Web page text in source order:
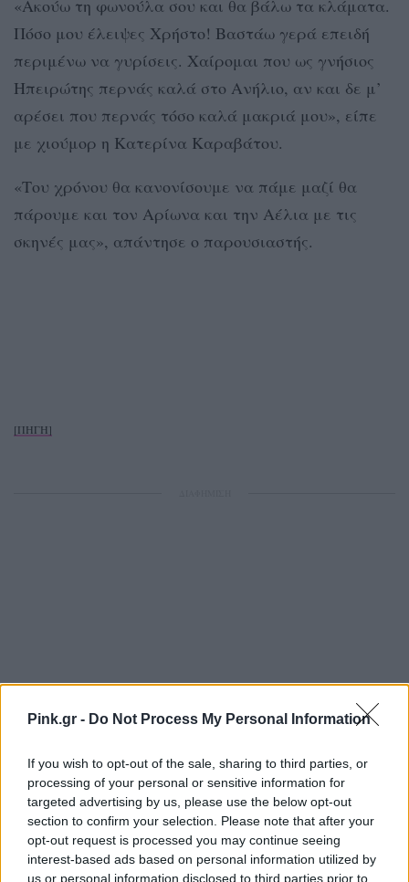
Pink.gr - Do Not Process My Personal Information
If you wish to opt-out of the sale, sharing to third parties, or
processing of your personal or sensitive information for
targeted advertising by us, please use the below opt-out
section to confirm your selection. Please note that after your
opt-out request is processed you may continue seeing
interest-based ads based on personal information utilized by
us or personal information disclosed to third parties prior to
«Ακούω τη φωνούλα σου και θα βάλω τα κλάματα.
Πόσο μου έλειψες Χρήστο! Βαστάω γερά επειδή
περιμένω να γυρίσεις. Χαίρομαι που ως γνήσιος
Ηπειρώτης περνάς καλά στο Ανήλιο, αν και δε μ’
αρέσει που περνάς τόσο καλά μακριά μου», είπε
με χιούμορ η Κατερίνα Καραβάτου.
«Του χρόνου θα κανονίσουμε να πάμε μαζί θα
πάρουμε και τον Αρίωνα και την Αέλια με τις
σκηνές μας», απάντησε ο παρουσιαστής.
[ΠΗΓΗ]